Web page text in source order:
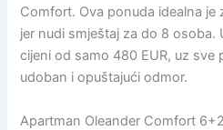
Comfort. Ova ponuda idealna je
jer nudi smještaj za do 8 osoba.
cijeni od samo 480 EUR, uz sve
udoban i opuštajući odmor.
Apartman Oleander Comfort